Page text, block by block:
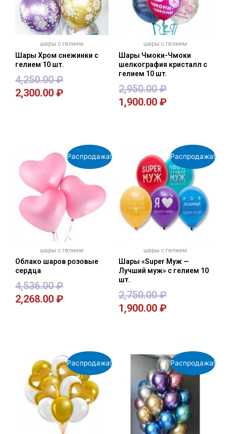
шары с гелием
Шары Хром снежинки с
гелием 10 шт.
4,250.00₽
2,300.00 ₽
шары с гелием
Шары Чмоки-Чмоки
шелкография кристалл с
гелием 10 шт.
2,950.00₽
1,900.00 ₽
Распродажа!
шары с гелием
Облако шаров розовые
сердца
4,536.00₽
2,268.00 ₽
Распродажа!
шары с гелием
Шары «Super Муж —
Лучший муж» с гелием 10
шт.
2,750.00₽
1,900.00 ₽
Распродажа! Распродажа!